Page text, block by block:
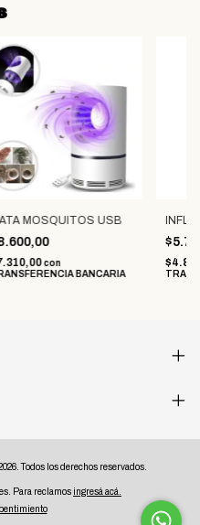
MOSQUITOS USB
con
BANCARIA
Todos los derechos reservados.
Para reclamos ingresá acá.